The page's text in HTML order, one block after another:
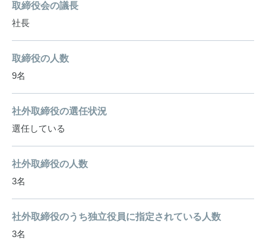
取締役会の議長
社長
取締役の人数
9名
社外取締役の選任状況
選任している
社外取締役の人数
3名
社外取締役のうち独立役員に指定されている人数
3名